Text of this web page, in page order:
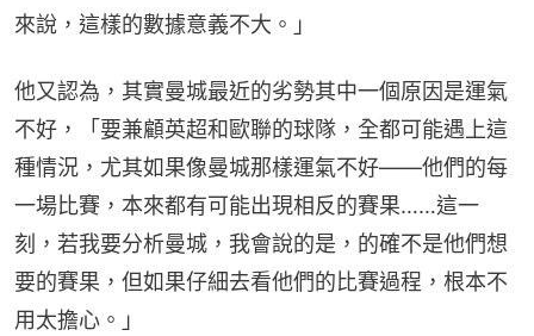
來說，這樣的數據意義不大。」
他又認為，其實曼城最近的劣勢其中一個原因是運氣
不好，「要兼顧英超和歐聯的球隊，全都可能遇上這
種情況，尤其如果像曼城那樣運氣不好——他們的每
一場比賽，本來都有可能出現相反的賽果……這一
刻，若我要分析曼城，我會說的是，的確不是他們想
要的賽果，但如果仔細去看他們的比賽過程，根本不
用太擔心。」